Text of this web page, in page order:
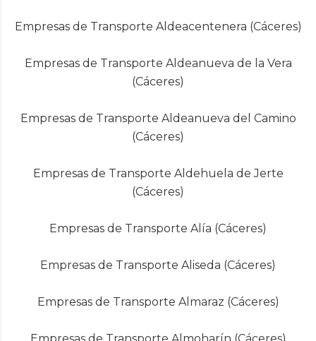
Empresas de Transporte Aldeacentenera (Cáceres)
Empresas de Transporte Aldeanueva de la Vera
(Cáceres)
Empresas de Transporte Aldeanueva del Camino
(Cáceres)
Empresas de Transporte Aldehuela de Jerte
(Cáceres)
Empresas de Transporte Alía (Cáceres)
Empresas de Transporte Aliseda (Cáceres)
Empresas de Transporte Almaraz (Cáceres)
Empresas de Transporte Almoharín (Cáceres)